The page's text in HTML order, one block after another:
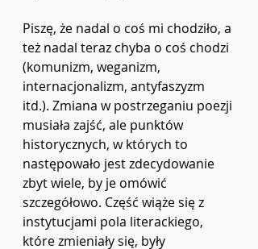
Piszę, że nadal o coś mi chodziło, a
też nadal teraz chyba o coś chodzi
(komunizm, weganizm,
internacjonalizm, antyfaszyzm
itd.). Zmiana w postrzeganiu poezji
musiała zajść, ale punktów
historycznych, w których to
następowało jest zdecydowanie
zbyt wiele, by je omówić
szczegółowo. Część wiąże się z
instytucjami pola literackiego,
które zmieniały się, były